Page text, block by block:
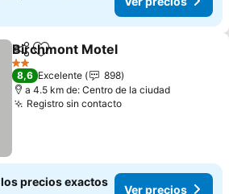
CompartirAgregar a favoritos
Birchmont Motel
2 Estrellas
8,6 Excelente
898
a 4.5 km de: Centro de la ciudad
Registro sin contacto
precios exactos
Ver precios